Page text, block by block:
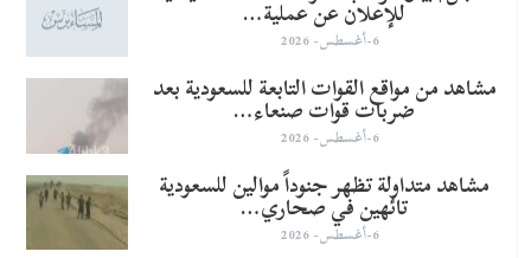
للإعلان عن عملية…
6-أغسطس- 2026
مشاهد من مواقع القوات التابعة للسعودية بعد
ضربات قوات صنعاء…
6-أغسطس- 2026
مشاهد متداولة تظهر جنوداً موالين للسعودية
تائهين في صحاري…
6-أغسطس- 2026